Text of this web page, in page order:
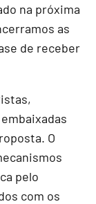
na próxima
as
de receber
O
pelo
com os